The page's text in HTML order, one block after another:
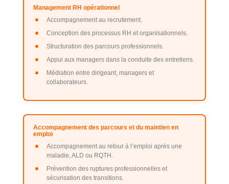
Management RH opérationnel
Accompagnement au recrutement.
Conception des processus RH et organisationnels.
Structuration des parcours professionnels.
Appui aux managers dans la conduite des entretiens.
Médiation entre dirigeant, managers et
collaborateurs.
Accompagnement des parcours et du maintien en
emploi
Accompagnement au retour à l’emploi après une
maladie, ALD ou RQTH.
Prévention des ruptures professionnelles et
sécurisation des transitions.